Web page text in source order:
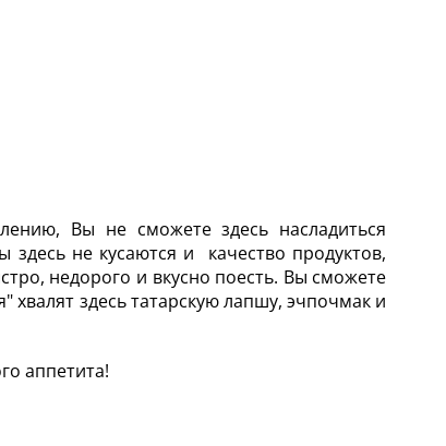
Вы не сможете здесь насладиться
не кусаются и качество продуктов,
недорого и вкусно поесть. Вы сможете
хвалят здесь татарскую лапшу, эчпочмак и
аппетита!